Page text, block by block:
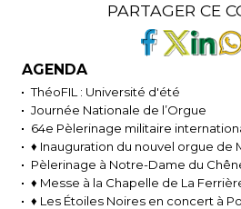
PARTAGER CE
AGENDA
ThéoFIL : Université d'été
Journée Nationale de l’Orgue
64e Pèlerinage militaire
♦ Inauguration du nouvel orgue de
Pèlerinage à Notre-Dame du
♦ Messe à la Chapelle de La
♦ Les Étoiles Noires en concert à